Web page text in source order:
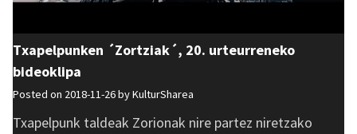
Txapelpunken ´Zortziak´, 20. urteurreneko
bideoklipa
Posted on 2018-11-26 byKulturSharea
Txapelpunk taldeak Zorionak nire partez niretzako